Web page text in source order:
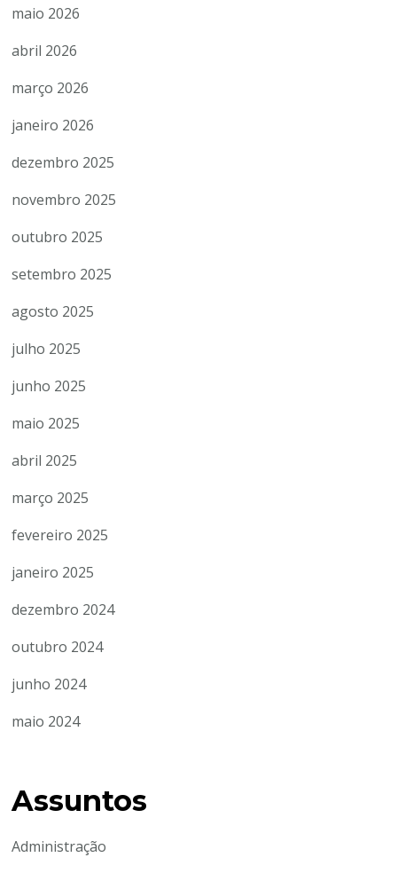
maio 2026
abril 2026
março 2026
janeiro 2026
dezembro 2025
novembro 2025
outubro 2025
setembro 2025
agosto 2025
julho 2025
junho 2025
maio 2025
abril 2025
março 2025
fevereiro 2025
janeiro 2025
dezembro 2024
outubro 2024
junho 2024
maio 2024
Assuntos
Administração